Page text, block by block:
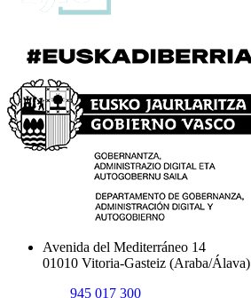
Avenida del Mediterráneo 14
01010 Vitoria-Gasteiz (Araba/Álava)
945 017 300